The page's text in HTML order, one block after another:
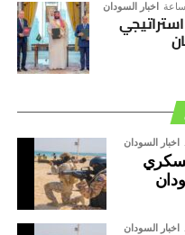
اخبار السودان
اخبار السودان
اخبار السودان